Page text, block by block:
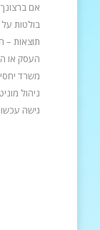
אם
בולטות
תוצאות –
העסק או
משרד יחסי
ניהול
גישה